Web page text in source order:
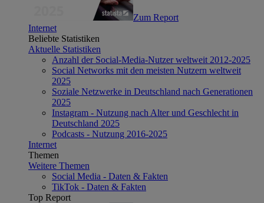
Zum Report
Internet
Beliebte Statistiken
Aktuelle Statistiken
Anzahl der Social-Media-Nutzer weltweit 2012-2025
Social Networks mit den meisten Nutzern weltweit
2025
Soziale Netzwerke in Deutschland nach Generationen
2025
Instagram - Nutzung nach Alter und Geschlecht in
Deutschland 2025
Podcasts - Nutzung 2016-2025
Internet
Themen
Weitere Themen
Social Media - Daten & Fakten
TikTok - Daten & Fakten
Top Report